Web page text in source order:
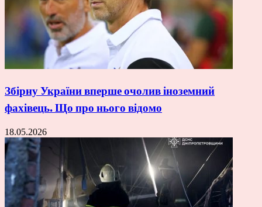
Збірну України вперше очолив іноземний
фахівець. Що про нього відомо
18.05.2026